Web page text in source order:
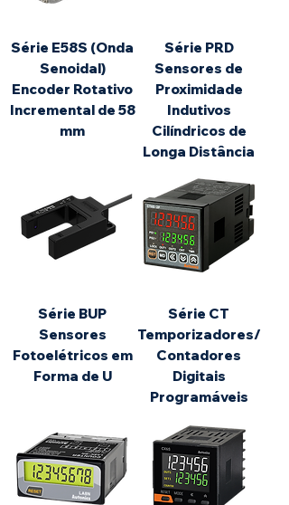
Série E58S (Onda
Senoidal)
Encoder Rotativo
Incremental de 58
mm
Série PRD
Sensores de
Proximidade
Indutivos
Cilíndricos de
Longa Distância
Série BUP
Sensores
Fotoelétricos em
Forma de U
Série CT
Temporizadores/
Contadores
Digitais
Programáveis